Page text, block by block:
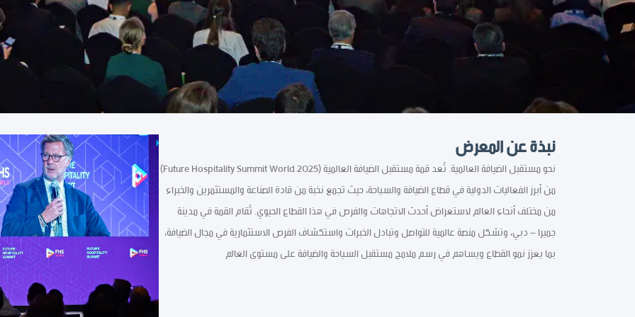
نبذة عن المعرض
نحو مستقبل الضيافة العالمية. تُعد قمة مستقبل الضيافة العالمية (Future Hospitality Summit World 2025)
من أبرز الفعاليات الدولية في قطاع الضيافة والسياحة، حيث تجمع نخبة من قادة الصناعة والمستثمرين والخبراء
من مختلف أنحاء العالم لاستعراض أحدث الاتجاهات والفرص في هذا القطاع الحيوي. تُقام القمة في مدينة
جميرا – دبي، وتشكل منصة عالمية للتواصل وتبادل الخبرات واستكشاف الفرص الاستثمارية في مجال الضيافة،
بما يعزز نمو القطاع ويساهم في رسم ملامح مستقبل السياحة والضيافة على مستوى العالم